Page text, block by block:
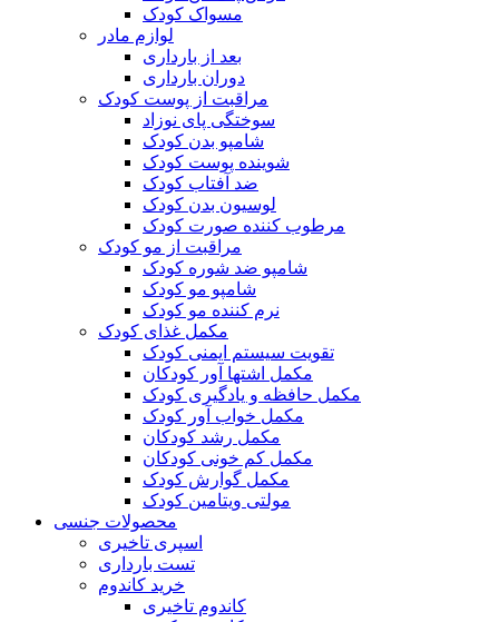
مسواک کودک
لوازم مادر
بعد از بارداری
دوران بارداری
مراقبت از پوست کودک
سوختگی پای نوزاد
شامپو بدن کودک
شوینده پوست کودک
ضد آفتاب کودک
لوسیون بدن کودک
مرطوب کننده صورت کودک
مراقبت از مو کودک
شامپو ضد شوره کودک
شامپو مو کودک
نرم کننده مو کودک
مکمل غذای کودک
تقویت سیستم ایمنی کودک
مکمل اشتها آور کودکان
مکمل حافظه و یادگیری کودک
مکمل خواب آور کودک
مکمل رشد کودکان
مکمل کم خونی کودکان
مکمل گوارش کودک
مولتی ویتامین کودک
محصولات جنسی
اسپری تاخیری
تست بارداری
خرید کاندوم
کاندوم تاخیری